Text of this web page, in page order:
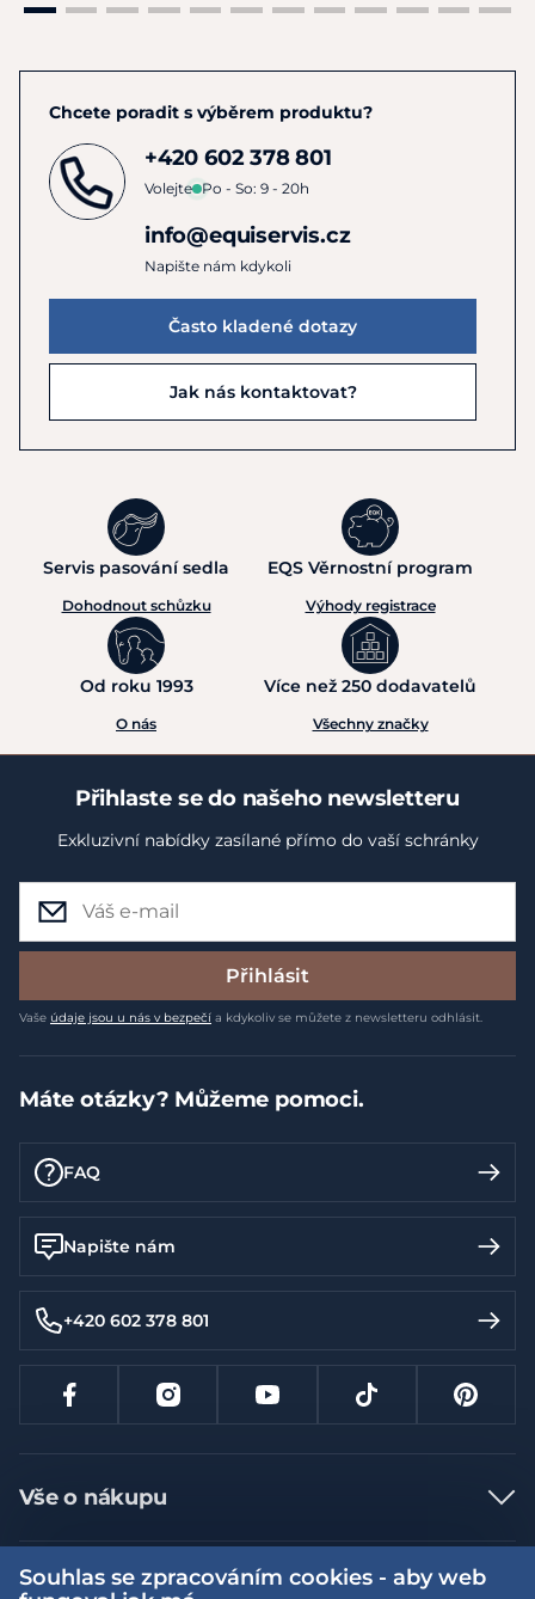
Chcete poradit s výběrem produktu?
+420 602 378 801
Volejte Po - So: 9 - 20h
info@equiservis.cz
Napište nám kdykoli
Často kladené dotazy
Jak nás kontaktovat?
Servis pasování sedla
Dohodnout schůzku
EQS Věrnostní program
Výhody registrace
Od roku 1993
O nás
Více než 250 dodavatelů
Všechny značky
Přihlaste se do našeho newsletteru
Exkluzivní nabídky zasílané přímo do vaší schránky
Přihlásit
Vaše údaje jsou u nás v bezpečí a kdykoliv se můžete z newsletteru odhlásit.
Máte otázky? Můžeme pomoci.
FAQ
Napište nám
+420 602 378 801
Vše o nákupu
Jak nakupovat
Nejčastější dotazy
Více informací
Souhlas se zpracováním cookies - aby web